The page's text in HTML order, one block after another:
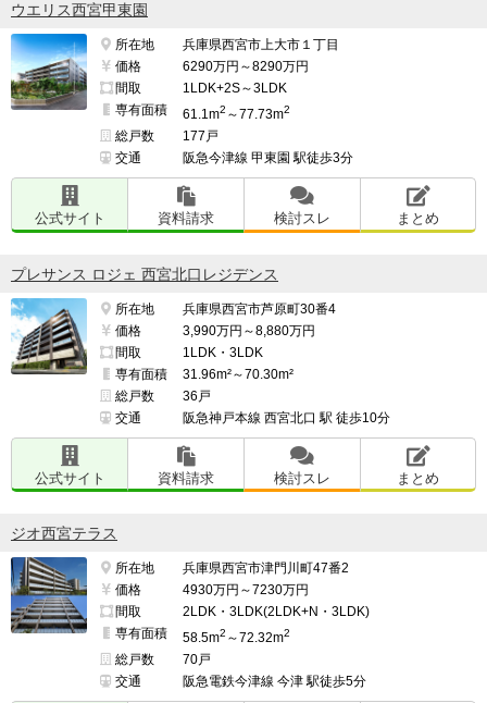
ウエリス西宮甲東園
所在地
兵庫県西宮市上大市１丁目
価格
6290万円～8290万円
間取
1LDK+2S～3LDK
専有面積
61.1m2 ～77.73m2
総戸数
177戸
交通
阪急今津線 甲東園 駅徒歩3分
公式サイト 資料請求 検討スレ まとめ
プレサンス ロジェ 西宮北口レジデンス
所在地
兵庫県西宮市芦原町30番4
価格
3,990万円～8,880万円
間取
1LDK・3LDK
専有面積
31.96m²～70.30m²
総戸数
36戸
交通
阪急神戸本線 西宮北口 駅 徒歩10分
公式サイト 資料請求 検討スレ まとめ
ジオ西宮テラス
所在地
兵庫県西宮市津門川町47番2
価格
4930万円～7230万円
間取
2LDK・3LDK(2LDK+N・3LDK)
専有面積
58.5m2 ～72.32m2
総戸数
70戸
交通
阪急電鉄今津線 今津 駅徒歩5分